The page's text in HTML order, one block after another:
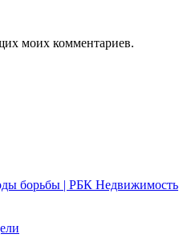
моих комментариев.
борьбы | РБК Недвижимость